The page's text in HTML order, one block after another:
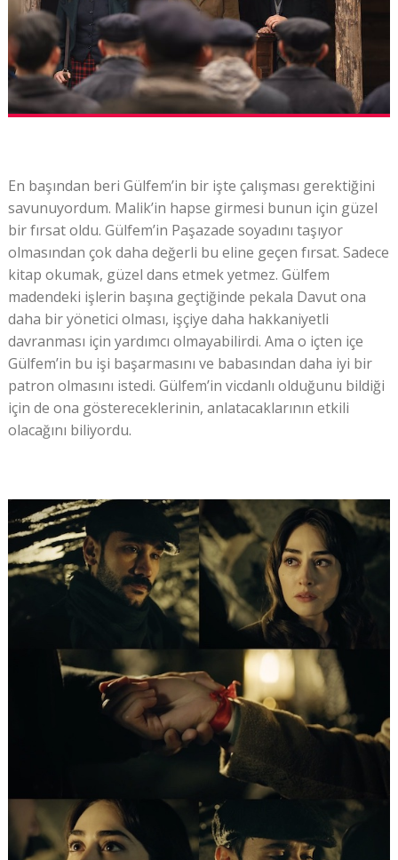
En başından beri Gülfem’in bir işte çalışması gerektiğini
savunuyordum. Malik’in hapse girmesi bunun için güzel
bir fırsat oldu. Gülfem’in Paşazade soyadını taşıyor
olmasından çok daha değerli bu eline geçen fırsat. Sadece
kitap okumak, güzel dans etmek yetmez. Gülfem
madendeki işlerin başına geçtiğinde pekala Davut ona
daha bir yönetici olması, işçiye daha hakkaniyetli
davranması için yardımcı olmayabilirdi. Ama o içten içe
Gülfem’in bu işi başarmasını ve babasından daha iyi bir
patron olmasını istedi. Gülfem’in vicdanlı olduğunu bildiği
için de ona göstereceklerinin, anlatacaklarının etkili
olacağını biliyordu.